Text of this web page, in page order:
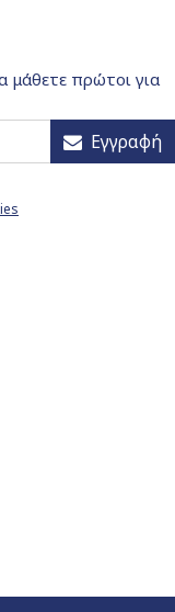
μάθετε πρώτοι για
Εγγραφή